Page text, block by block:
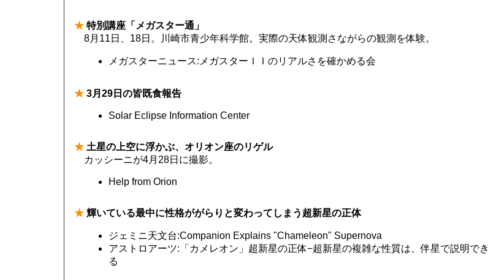
★ 特別講座「メガスター通」
8月11日、18日。川崎市青少年科学館。実際の天体観測さながらの観測を体験。
メガスターニュース:メガスターＩＩのリアルさを確かめる会
★ 3月29日の皆既食報告
Solar Eclipse Information Center
★ 土星の上空に浮かぶ、オリオン座のリゲル
カッシーニが4月28日に撮影。
Help from Orion
★ 輝いている最中に性格ががらりと変わってしまう超新星の正体
ジェミニ天文台:Companion Explains "Chameleon" Supernova
アストロアーツ:「カメレオン」超新星の正体−超新星の複雑な性質は、伴星で説明でき
る